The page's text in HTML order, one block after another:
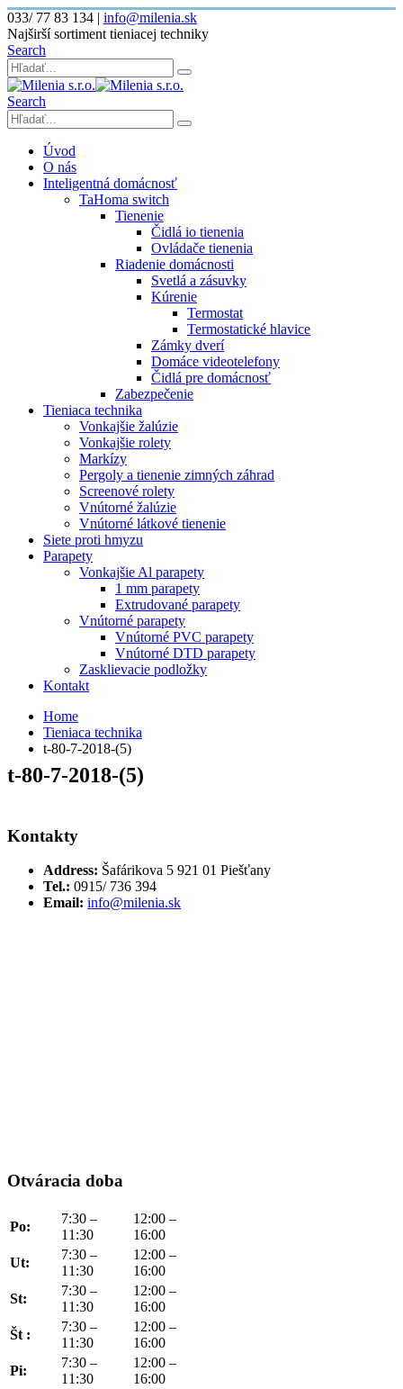
033/ 77 83 134 | info@milenia.sk
Najširší sortiment tieniacej techniky
Search
Search
Úvod
O nás
Inteligentná domácnosť
TaHoma switch
Tienenie
Čidlá io tienenia
Ovládače tienenia
Riadenie domácnosti
Svetlá a zásuvky
Kúrenie
Termostat
Termostatické hlavice
Zámky dverí
Domáce videotelefony
Čidlá pre domácnosť
Zabezpečenie
Tieniaca technika
Vonkajšie žalúzie
Vonkajšie rolety
Markízy
Pergoly a tienenie zimných záhrad
Screenové rolety
Vnútorné žalúzie
Vnútorné látkové tienenie
Siete proti hmyzu
Parapety
Vonkajšie Al parapety
1 mm parapety
Extrudované parapety
Vnútorné parapety
Vnútorné PVC parapety
Vnútorné DTD parapety
Zasklievacie podložky
Kontakt
Home
Tieniaca technika
t-80-7-2018-(5)
t-80-7-2018-(5)
Kontakty
Address: Šafárikova 5 921 01 Piešťany
Tel.: 0915/ 736 394
Email: info@milenia.sk
Otváracia doba
Po:
7:30 –
11:30
12:00 –
16:00
Ut:
7:30 –
11:30
12:00 –
16:00
St:
7:30 –
11:30
12:00 –
16:00
Št :
7:30 –
11:30
12:00 –
16:00
Pi:
7:30 –
11:30
12:00 –
16:00